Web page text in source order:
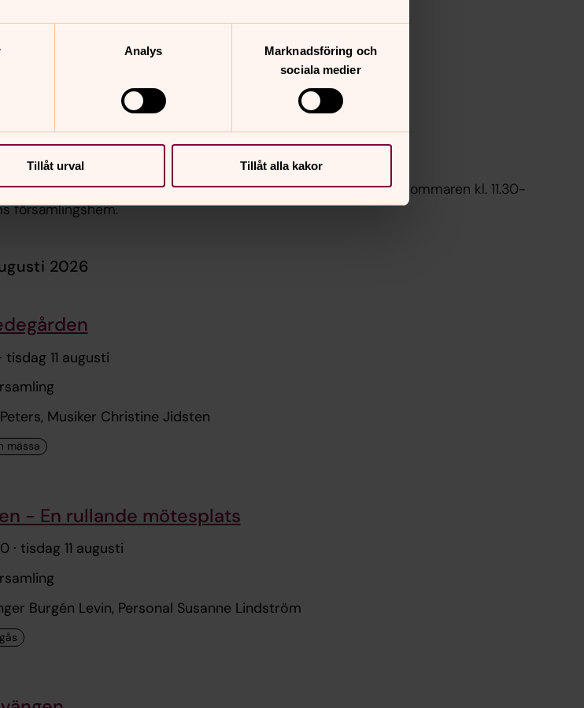
Analys
Marknadsföring och
sociala medier
Tillåt urval Tillåt alla kakor
i Lerums församlingshem
Karlsson, Personal Inger Burgén Levin
och fika. Utomhus när vädret tillåter. Varje måndag hela sommaren kl. 11.30-
församlingshem.
2026
· tisdag 11 augusti
Musiker Christine Jidsten
- En rullande mötesplats
· tisdag 11 augusti
Burgén Levin, Personal Susanne Lindström